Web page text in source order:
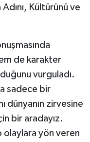
Kültürünü ve
de karakter
vurguladı.
sadece bir
dünyanın zirvesine
bir aradayız.
olaylara yön veren